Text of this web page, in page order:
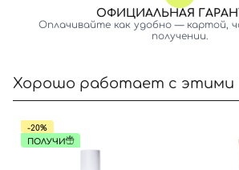
ОФИЦИАЛЬНАЯ
Оплачивайте как удобно — картой,
получении.
Хорошо работает с этими
-20%
ПОЛУЧИ